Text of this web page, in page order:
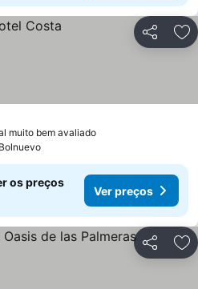
Partilhar
muito bem avaliado
os preços
Ver preços
Partilhar